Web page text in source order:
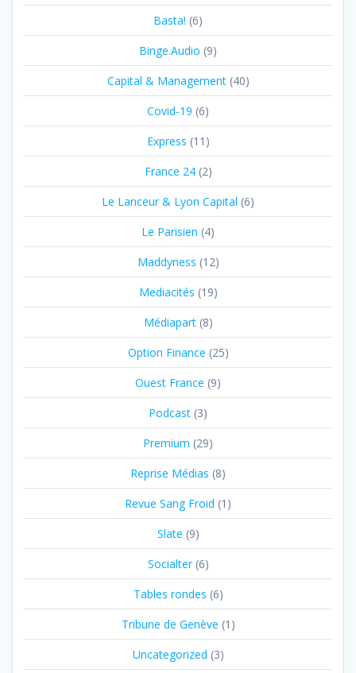
Basta! (6)
Binge.Audio (9)
Capital & Management(40)
Covid-19 (6)
Express (11)
France 24(2)
Le Lanceur & Lyon Capital (6)
Le Parisien (4)
Maddyness (12)
Mediacités (19)
Médiapart(8)
Option Finance (25)
Ouest France (9)
Podcast (3)
Premium (29)
Reprise Médias (8)
Revue Sang Froid (1)
Slate (9)
Socialter(6)
Tables rondes (6)
Tribune de Genève (1)
Uncategorized (3)